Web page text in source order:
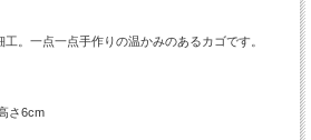
。一点一点手作りの温かみのあるカゴです。
さ6cm